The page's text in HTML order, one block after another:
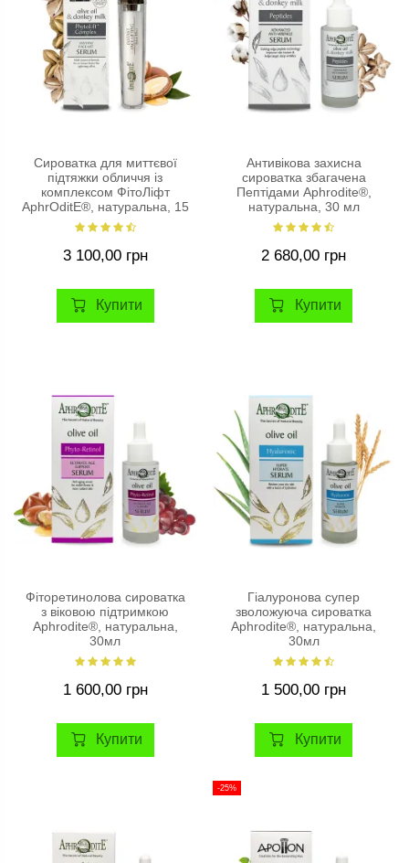
Сироватка для миттєвої
підтяжки обличчя із
комплексом ФітоЛіфт
AphrOditE®, натуральна, 15
мл.
3 100,00 грн
Купити
Антивікова захисна
сироватка збагачена
Пептідами Aphrodite®,
натуральна, 30 мл
2 680,00 грн
Купити
Фіторетинолова сироватка
з віковою підтримкою
Aphrodite®, натуральна,
30мл
1 600,00 грн
Купити
Гіалуронова супер
зволожуюча сироватка
Aphrodite®, натуральна,
30мл
1 500,00 грн
Купити
-25%